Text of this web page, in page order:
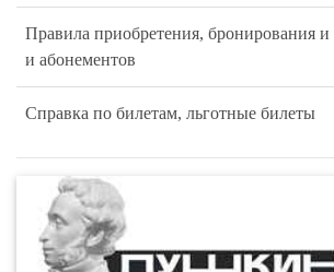
Правила приобретения, бронирования и
и абонементов
Справка по билетам, льготные билеты